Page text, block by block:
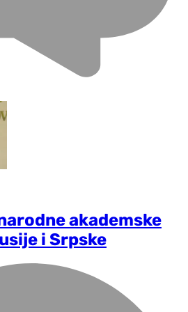
akademske
i Srpske